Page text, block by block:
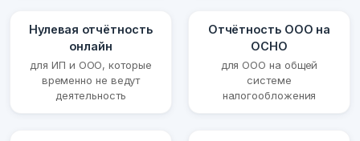
Нулевая отчётность
онлайн
для ИП и ООО, которые
временно не ведут
деятельность
Отчётность ООО на
ОСНО
для ООО на общей
системе
налогообложения